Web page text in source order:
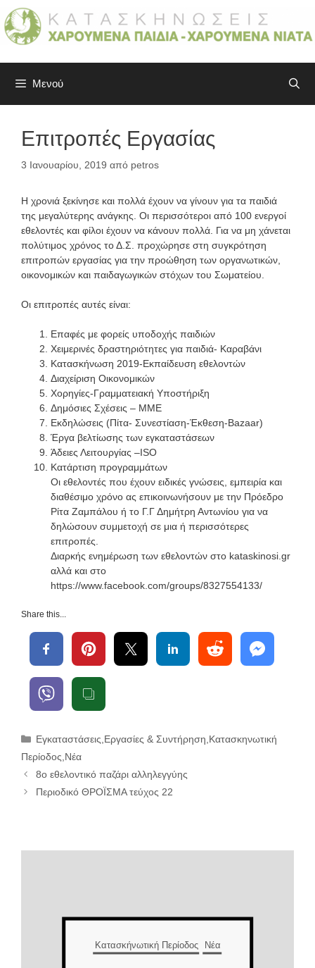
Μετάβαση
σε
περιεχόμενο
Μενού
Επιτροπές Εργασίας
3 Ιανουαρίου, 2019 από petros
Η χρονιά ξεκίνησε και πολλά έχουν να γίνουν για τα παιδιά
της μεγαλύτερης ανάγκης. Οι περισσότεροι από 100 ενεργοί
εθελοντές και φίλοι έχουν να κάνουν πολλά. Για να μη χάνεται
πολύτιμος χρόνος το Δ.Σ. προχώρησε στη συγκρότηση
επιτροπών εργασίας για την προώθηση των οργανωτικών,
οικονομικών και παιδαγωγικών στόχων του Σωματείου.
Οι επιτροπές αυτές είναι:
Επαφές με φορείς υποδοχής παιδιών
Χειμερινές δραστηριότητες για παιδιά- Καραβάνι
Κατασκήνωση 2019-Εκπαίδευση εθελοντών
Διαχείριση Οικονομικών
Χορηγίες-Γραμματειακή Υποστήριξη
Δημόσιες Σχέσεις – ΜΜΕ
Εκδηλώσεις (Πίτα- Συνεστίαση-Έκθεση-Bazaar)
Έργα βελτίωσης των εγκαταστάσεων
Άδειες Λειτουργίας –ISO
Κατάρτιση προγραμμάτων
Οι εθελοντές που έχουν ειδικές γνώσεις, εμπειρία και
διαθέσιμο χρόνο ας επικοινωνήσουν με την Πρόεδρο
Ρίτα Ζαμπάλου ή το Γ.Γ Δημήτρη Αντωνίου για να
δηλώσουν συμμετοχή σε μια ή περισσότερες
επιτροπές.
Διαρκής ενημέρωση των εθελοντών στο kataskinosi.gr
αλλά και στο
https://www.facebook.com/groups/8327554133/
Share this...
Κατηγορίες
Εγκαταστάσεις Εργασίες & Συντήρηση Κατασκηνωτική
Περίοδος Νέα
8ο εθελοντικό παζάρι αλληλεγγύης
Περιοδικό ΘΡΟΪΣΜΑ τεύχος 22
Κατασκήνωτική Περίοδος Νέα